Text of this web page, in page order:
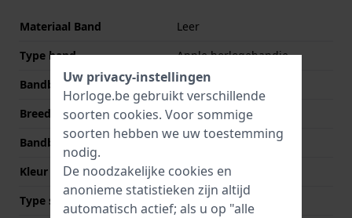
Materiaal Band
Leer
Type band
Apple horlogebandje
Bandbreedte
22 mm
Breedte bandaanzet
22 mm
Bandbreedte bij sluiting
18 mm
Kleur Band
Meerkleurig
Type sluiting
Uw privacy-instellingen
Horloge.be gebruikt verschillende
soorten cookies. Voor sommige
soorten hebben we uw toestemming
nodig.
De noodzakelijke cookies en
anonieme statistieken zijn altijd
automatisch actief; als u op "alle